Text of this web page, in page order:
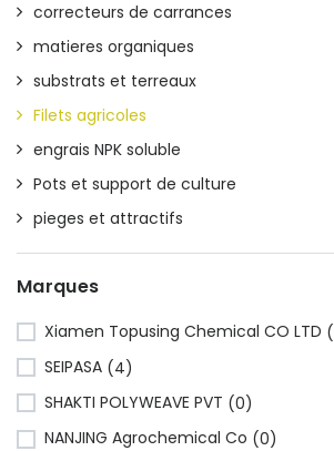
correcteurs de carrances
matieres organiques
substrats et terreaux
Filets agricoles
engrais NPK soluble
Pots et support de culture
pieges et attractifs
Marques
Xiamen Topusing Chemical CO LTD
SEIPASA (4)
SHAKTI POLYWEAVE PVT (0)
NANJING Agrochemical Co (0)